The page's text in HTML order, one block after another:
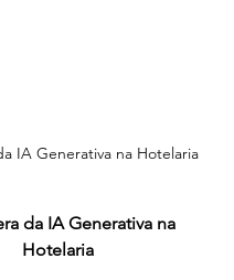
IA Generativa na Hotelaria
da IA Generativa na
Hotelaria